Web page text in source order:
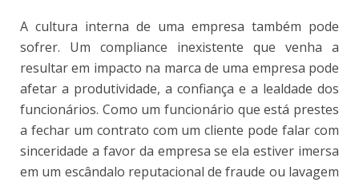
A cultura interna de uma empresa também pode
sofrer. Um compliance inexistente que venha a
resultar em impacto na marca de uma empresa pode
afetar a produtividade, a confiança e a lealdade dos
funcionários. Como um funcionário que está prestes
a fechar um contrato com um cliente pode falar com
sinceridade a favor da empresa se ela estiver imersa
em um escândalo reputacional de fraude ou lavagem